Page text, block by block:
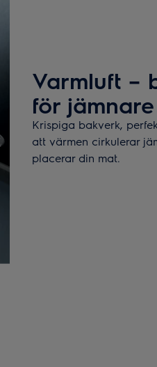
Varmluft –
för
Krispiga bakverk,
att värmen cirkulerar
placerar din mat.